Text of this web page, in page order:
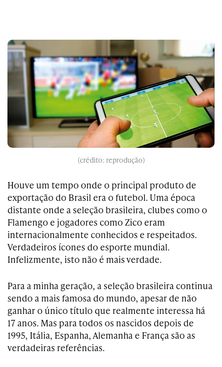
(crédito: reprodução)
Houve um tempo onde o principal produto de
exportação do Brasil era o futebol. Uma época
distante onde a seleção brasileira, clubes como o
Flamengo e jogadores como Zico eram
internacionalmente conhecidos e respeitados.
Verdadeiros ícones do esporte mundial.
Infelizmente, isto não é mais verdade.
Para a minha geração, a seleção brasileira continua
sendo a mais famosa do mundo, apesar de não
ganhar o único título que realmente interessa há
17 anos. Mas para todos os nascidos depois de
1995, Itália, Espanha, Alemanha e França são as
verdadeiras referências.